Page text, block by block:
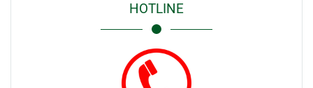
HOTLINE